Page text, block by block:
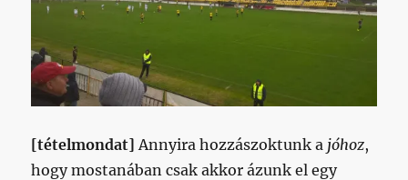
[tételmondat] Annyira hozzászoktunk a jóhoz,
hogy mostanában csak akkor ázunk el egy